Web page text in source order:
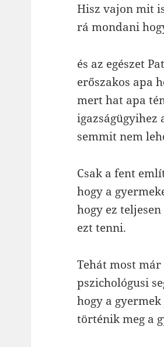
Hisz vajon mit
rá mondani
és az egészet
erőszakos apa
mert hat apa
semmit nem
Csak a fent
hogy a
hogy ez
ezt tenni.
Tehát most
pszichológusi
hogy a
történik meg a